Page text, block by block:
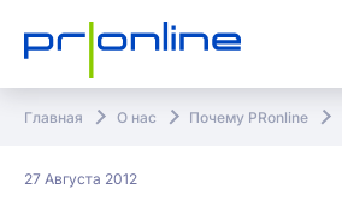
Главная О нас Почему PRonline
27 Августа 2012